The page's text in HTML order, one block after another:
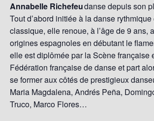
Annabelle Richefeudanse depuis son
Tout d’abord initiée à la danse
classique, elle renoue, à l’âge de 9 ans,
origines espagnoles en débutant le
elle est diplômée par la Scène française
Fédération française de danse et part
se former aux côtés de prestigieux
Maria Magdalena, Andrés Peña,
Truco, Marco Flores…